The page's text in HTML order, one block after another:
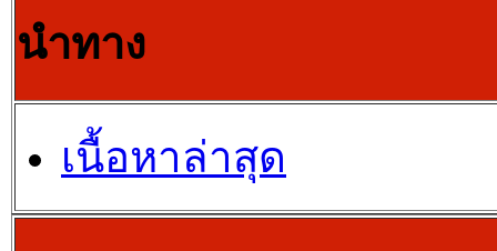
นำทาง
เนื้อหาล่าสุด